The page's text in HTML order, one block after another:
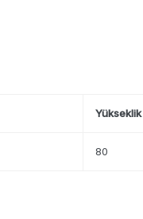
Yükseklik
80